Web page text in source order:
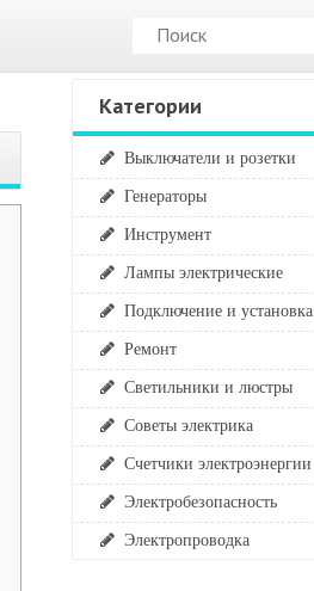
Категории
Выключатели и розетки
Генераторы
Инструмент
Лампы электрические
Подключение и установка
Ремонт
Светильники и люстры
Советы электрика
Счетчики электроэнергии
Электробезопасность
Электропроводка